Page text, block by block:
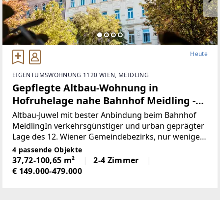
Heute
EIGENTUMSWOHNUNG 1120 WIEN, MEIDLING
Gepflegte Altbau-Wohnung in
Hofruhelage nahe Bahnhof Meidling -
Barrierearmes Erdgeschoss!
Altbau-Juwel mit bester Anbindung beim Bahnhof
MeidlingIn verkehrsgünstiger und urban geprägter
Lage des 12. Wiener Gemeindebezirks, nur wenige
Gehminuten vom Bahnhof Meidling entfernt,
befindet sich dieses gepflegte Wiener Altbauhaus
nahe der
4 passende Objekte
37,72-100,65 m²
2-4 Zimmer
€ 149.000-479.000